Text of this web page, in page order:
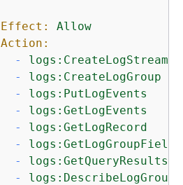
Effect:
Allow
Action:
-
logs:CreateLogStream
-
logs:CreateLogGroup
-
logs:PutLogEvents
-
logs:GetLogEvents
-
logs:GetLogRecord
-
logs:GetLogGroupFields
-
logs:GetQueryResults
-
logs:DescribeLogGroups